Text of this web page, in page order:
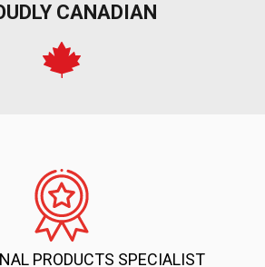
CANADIAN
PRODUCTS SPECIALIST